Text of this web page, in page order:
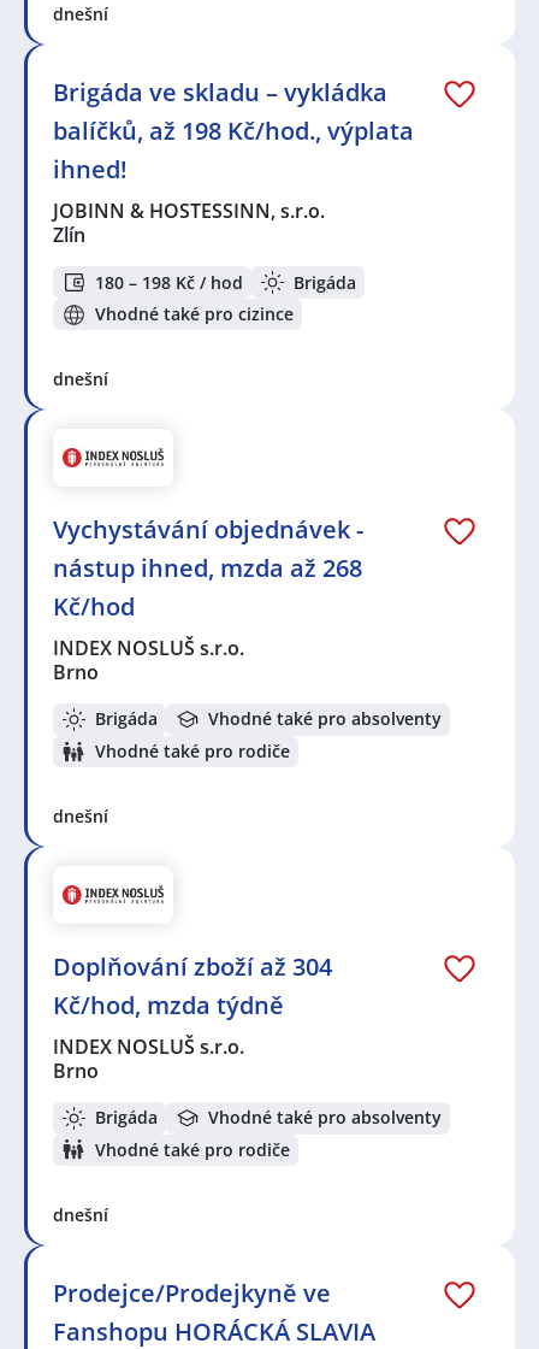
dnešní
Brigáda ve skladu – vykládka
balíčků, až 198 Kč/hod., výplata
ihned!
JOBINN & HOSTESSINN, s.r.o.
Zlín
180 – 198 Kč / hod
Brigáda
Vhodné také pro cizince
dnešní
Vychystávání objednávek -
nástup ihned, mzda až 268
Kč/hod
INDEX NOSLUŠ s.r.o.
Brno
Brigáda
Vhodné také pro absolventy
Vhodné také pro rodiče
dnešní
Doplňování zboží až 304
Kč/hod, mzda týdně
INDEX NOSLUŠ s.r.o.
Brno
Brigáda
Vhodné také pro absolventy
Vhodné také pro rodiče
dnešní
Prodejce/Prodejkyně ve
Fanshopu HORÁCKÁ SLAVIA